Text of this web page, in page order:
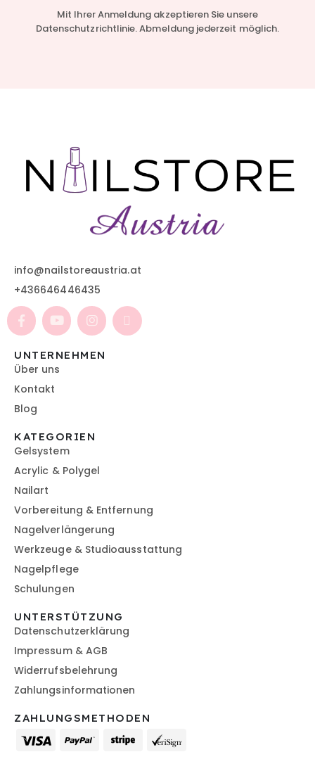
Mit Ihrer Anmeldung akzeptieren Sie unsere
Datenschutzrichtlinie. Abmeldung jederzeit möglich.
info@nailstoreaustria.at
+436646446435
UNTERNEHMEN
Über uns
Kontakt
Blog
KATEGORIEN
Gelsystem
Acrylic & Polygel
Nailart
Vorbereitung & Entfernung
Nagelverlängerung
Werkzeuge & Studioausstattung
Nagelpflege
Schulungen
UNTERSTÜTZUNG
Datenschutzerklärung
Impressum & AGB
Widerrufsbelehrung
Zahlungsinformationen
ZAHLUNGSMETHODEN